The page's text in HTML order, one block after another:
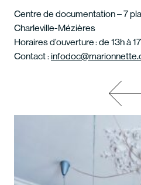
Centre de documentation – 7
Charleville-Mézières
Horaires d’ouverture : de 13h à
Contact :